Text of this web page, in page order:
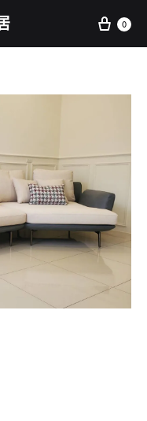
Cart
0